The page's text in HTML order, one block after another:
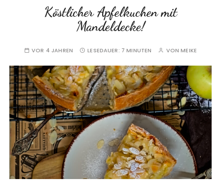
Köstlicher Apfelkuchen mit
Mandeldecke!
VOR 4 JAHREN LESEDAUER: 7 MINUTEN VONMEIKE